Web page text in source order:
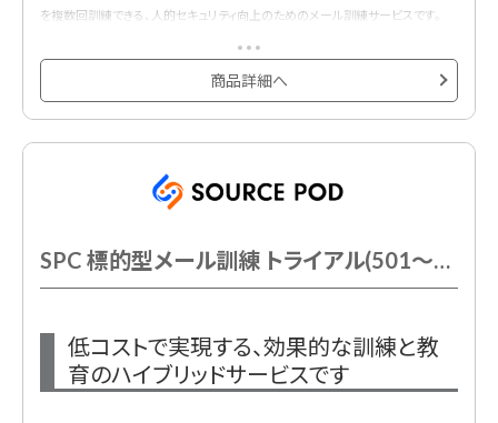
を複数回訓練できる、人的セキュリティ向上のためのメール訓練サービスです。
商品詳細へ
SPC 標的型メール訓練 トライアル(501～700AC以下)
低コストで実現する、効果的な訓練と教
育のハイブリッドサービスです